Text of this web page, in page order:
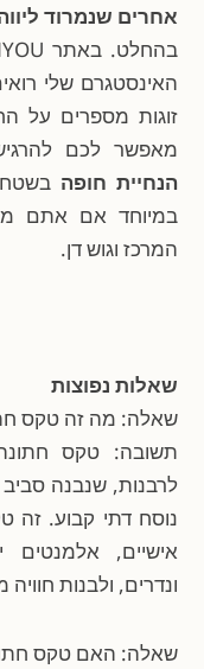
אחרים שנמרוד
האינסטגרם שלי
זוגות מספרים על
מאפשר לכם
הנחיית חופהבשטח,
במיוחד אם אתם
המרכז וגוש דן.
שאלות נפוצות
שאלה: מה זה טקס
תשובה: טקס חתונה
לרבנות, שנבנה סביב
נוסח דתי קבוע.
אישיים, אלמנטים
ונדרים, ולבנות
שאלה: האם טקס